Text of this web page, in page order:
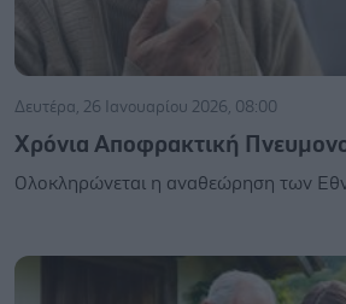
Δευτέρα, 26 Ιανουαρίου 2026, 08:00
Χρόνια Αποφρακτική
Ολοκληρώνεται η αναθεώρηση των